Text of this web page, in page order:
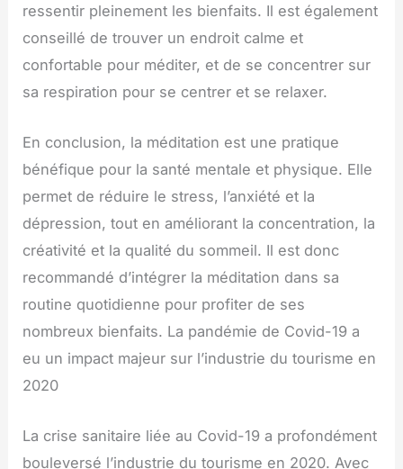
ressentir pleinement les bienfaits. Il est également
conseillé de trouver un endroit calme et
confortable pour méditer, et de se concentrer sur
sa respiration pour se centrer et se relaxer.
En conclusion, la méditation est une pratique
bénéfique pour la santé mentale et physique. Elle
permet de réduire le stress, l’anxiété et la
dépression, tout en améliorant la concentration, la
créativité et la qualité du sommeil. Il est donc
recommandé d’intégrer la méditation dans sa
routine quotidienne pour profiter de ses
nombreux bienfaits. La pandémie de Covid-19 a
eu un impact majeur sur l’industrie du tourisme en
2020
La crise sanitaire liée au Covid-19 a profondément
bouleversé l’industrie du tourisme en 2020. Avec